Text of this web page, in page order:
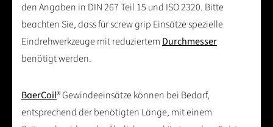
den Angaben in DIN 267 Teil 15 und ISO 2320. Bitte
beachten Sie, dass für screw grip Einsätze spezielle
Eindrehwerkzeuge mit reduziertem Durchmesser
benötigt werden.
BaerCoil® Gewindeeinsätze können bei Bedarf,
entsprechend der benötigten Länge, mit einem